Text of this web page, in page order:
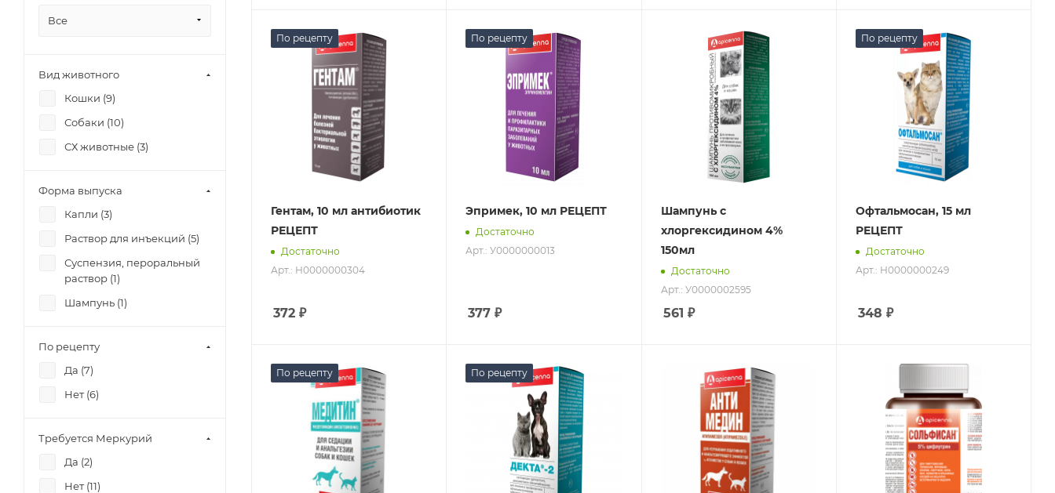
По рецепту
Гентам, 10 мл антибиотик
РЕЦЕПТ
Достаточно
Арт.: Н0000000304
372 ₽
По рецепту
Эпримек, 10 мл РЕЦЕПТ
Достаточно
Арт.: У0000000013
377 ₽
Шампунь с
хлоргексидином 4%
150мл
Достаточно
Арт.: У0000002595
561 ₽
По рецепту
Офтальмосан, 15 мл
РЕЦЕПТ
Достаточно
Арт.: Н0000000249
348 ₽
По рецепту По рецепту
Все
Вид животного
Кошки (9)
Собаки (10)
СХ животные (3)
Форма выпуска
Капли (3)
Раствор для инъекций (5)
Суспензия, пероральный
раствор (1)
Шампунь (1)
По рецепту
Да (7)
Нет (6)
Требуется Меркурий
Да (2)
Нет (11)